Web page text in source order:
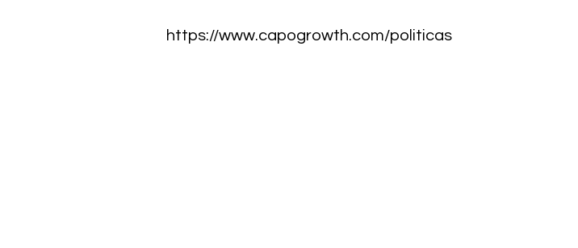
https://www.capogrowth.com/politicas